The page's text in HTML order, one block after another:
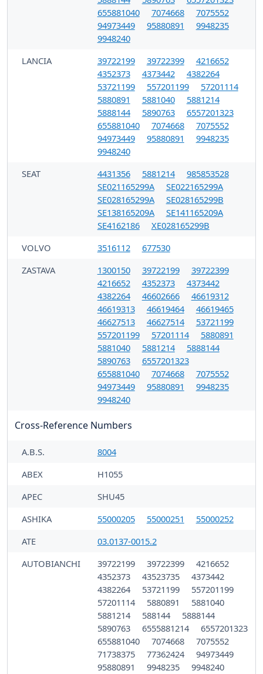
655881040
7074668
7075552
94973449
95880891
9948235
9948240
LANCIA
39722199 39722399
4216652
4352373
4373442
4382264
53721199
557201199
57201114
5880891
5881040
5881214
5888144
5890763
6557201323
655881040
7074668
7075552
94973449
95880891
9948235
9948240
SEAT
4431356 5881214
985853528
SE021165299A
SE022165299A
SE028165299A
SE028165299B
SE138165209A
SE141165209A
SE4162186
XE028165299B
VOLVO
3516112
677530
ZASTAVA
1300150 39722199
39722399
4216652
4352373
4373442
4382264
46602666
46619312
46619313
46619464
46619465
46627513
46627514
53721199
557201199
57201114
5880891
5881040
5881214
5888144
5890763
6557201323
655881040
7074668
7075552
94973449
95880891
9948235
9948240
Cross-Reference Numbers
A.B.S.
8004
ABEX
H1055
APEC
SHU45
ASHIKA
55000205 55000251
55000252
ATE
03.0137-0015.2
AUTOBIANCHI
39722199 39722399
4216652
4352373
43523735
4373442
4382264
53721199
557201199
57201114
5880891
5881040
5881214
588144
5888144
5890763
6555881214
6557201323
655881040
7074668
7075552
71738375
77362424
94973449
95880891
9948235
9948240